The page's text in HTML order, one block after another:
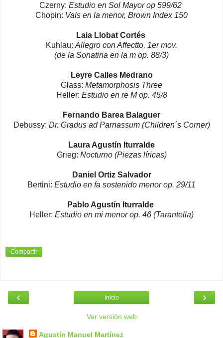
Czerny: Estudio en Sol Mayor op 599/62
Chopin: Vals en la menor, Brown Index 150
Laia Llobat Cortés
Kuhlau: Allegro con Affectto, 1er mov.
(de la Sonatina en la m op. 88/3)
Leyre Calles Medrano
Glass: Metamorphosis Three
Heller: Estudio en re M op. 45/8
Fernando Barea Balaguer
Debussy: Dr. Gradus ad Parnassum (Children´s Corner)
Laura Agustín Iturralde
Grieg: Nocturno (Piezas líricas)
Daniel Ortiz Salvador
Bertini: Estudio en fa sostenido menor op. 29/11
Pablo Agustín Iturralde
Heller: Estudio en mi menor op. 46 (Tarantella)
Compartir
‹ ›
Inicio
Ver versión web
Agustín Manuel Martínez